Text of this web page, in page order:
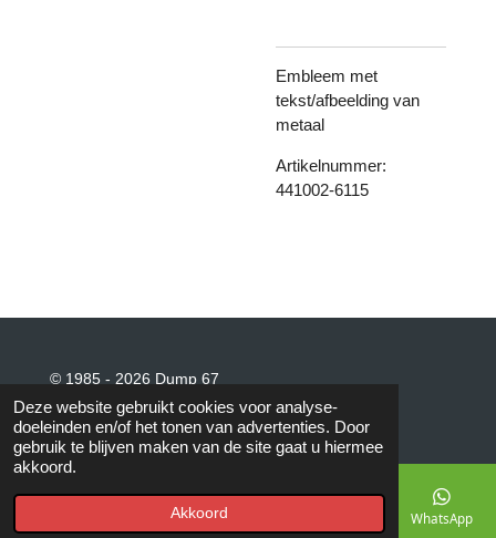
Deze website gebruikt cookies voor analyse-
doeleinden en/of het tonen van advertenties. Door
gebruik te blijven maken van de site gaat u hiermee
akkoord.
Akkoord
Embleem met
tekst/afbeelding van
metaal
Artikelnummer:
441002-6115
© 1985 - 2026 Dump 67
Powered byJouwWeb
Telefoonnummer WhatsApp